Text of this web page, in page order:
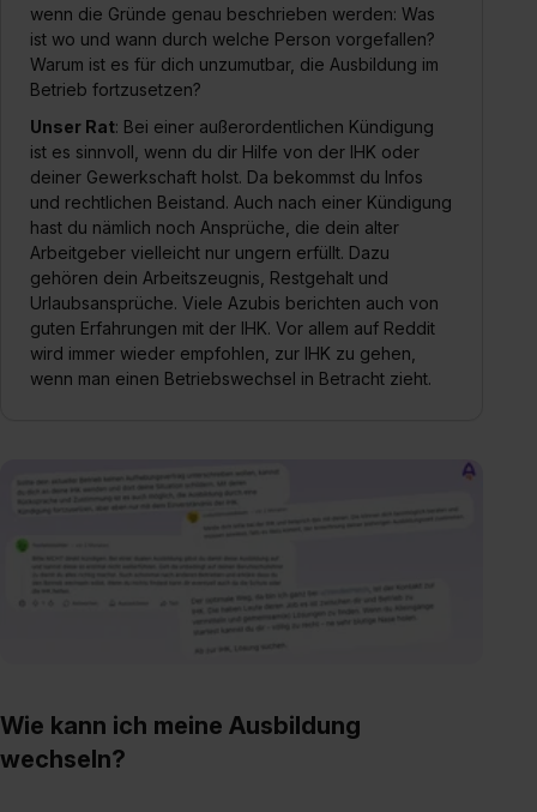
wenn die Gründe genau beschrieben werden: Was
ist wo und wann durch welche Person vorgefallen?
Warum ist es für dich unzumutbar, die Ausbildung im
Betrieb fortzusetzen?
Unser Rat: Bei einer außerordentlichen Kündigung
ist es sinnvoll, wenn du dir Hilfe von der IHK oder
deiner Gewerkschaft holst. Da bekommst du Infos
und rechtlichen Beistand. Auch nach einer Kündigung
hast du nämlich noch Ansprüche, die dein alter
Arbeitgeber vielleicht nur ungern erfüllt. Dazu
gehören dein Arbeitszeugnis, Restgehalt und
Urlaubsansprüche. Viele Azubis berichten auch von
guten Erfahrungen mit der IHK. Vor allem auf Reddit
wird immer wieder empfohlen, zur IHK zu gehen,
wenn man einen Betriebswechsel in Betracht zieht.
Wie kann ich meine Ausbildung
wechseln?